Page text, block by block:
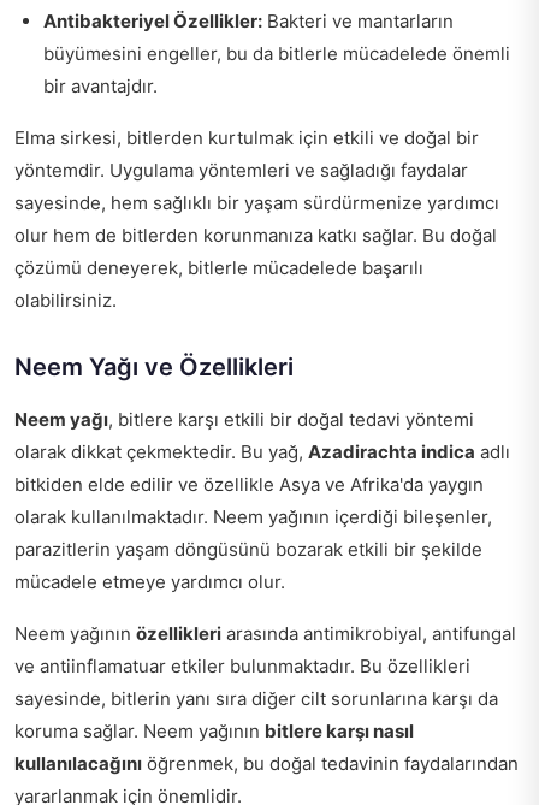
Antibakteriyel Özellikler: Bakteri ve mantarların
büyümesini engeller, bu da bitlerle mücadelede önemli
bir avantajdır.
Elma sirkesi, bitlerden kurtulmak için etkili ve doğal bir
yöntemdir. Uygulama yöntemleri ve sağladığı faydalar
sayesinde, hem sağlıklı bir yaşam sürdürmenize yardımcı
olur hem de bitlerden korunmanıza katkı sağlar. Bu doğal
çözümü deneyerek, bitlerle mücadelede başarılı
olabilirsiniz.
Neem Yağı ve Özellikleri
Neem yağı, bitlere karşı etkili bir doğal tedavi yöntemi
olarak dikkat çekmektedir. Bu yağ, Azadirachta indica adlı
bitkiden elde edilir ve özellikle Asya ve Afrika'da yaygın
olarak kullanılmaktadır. Neem yağının içerdiği bileşenler,
parazitlerin yaşam döngüsünü bozarak etkili bir şekilde
mücadele etmeye yardımcı olur.
Neem yağının özellikleri arasında antimikrobiyal, antifungal
ve antiinflamatuar etkiler bulunmaktadır. Bu özellikleri
sayesinde, bitlerin yanı sıra diğer cilt sorunlarına karşı da
koruma sağlar. Neem yağının bitlere karşı nasıl
kullanılacağını öğrenmek, bu doğal tedavinin faydalarından
yararlanmak için önemlidir.